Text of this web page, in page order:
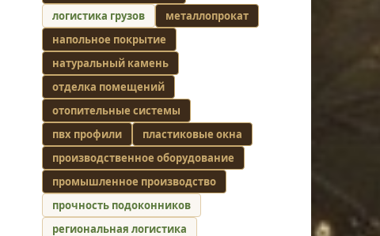
логистика грузов
металлопрокат
напольное покрытие
натуральный камень
отделка помещений
отопительные системы
пвх профили
пластиковые окна
производственное оборудование
промышленное производство
прочность подоконников
региональная логистика